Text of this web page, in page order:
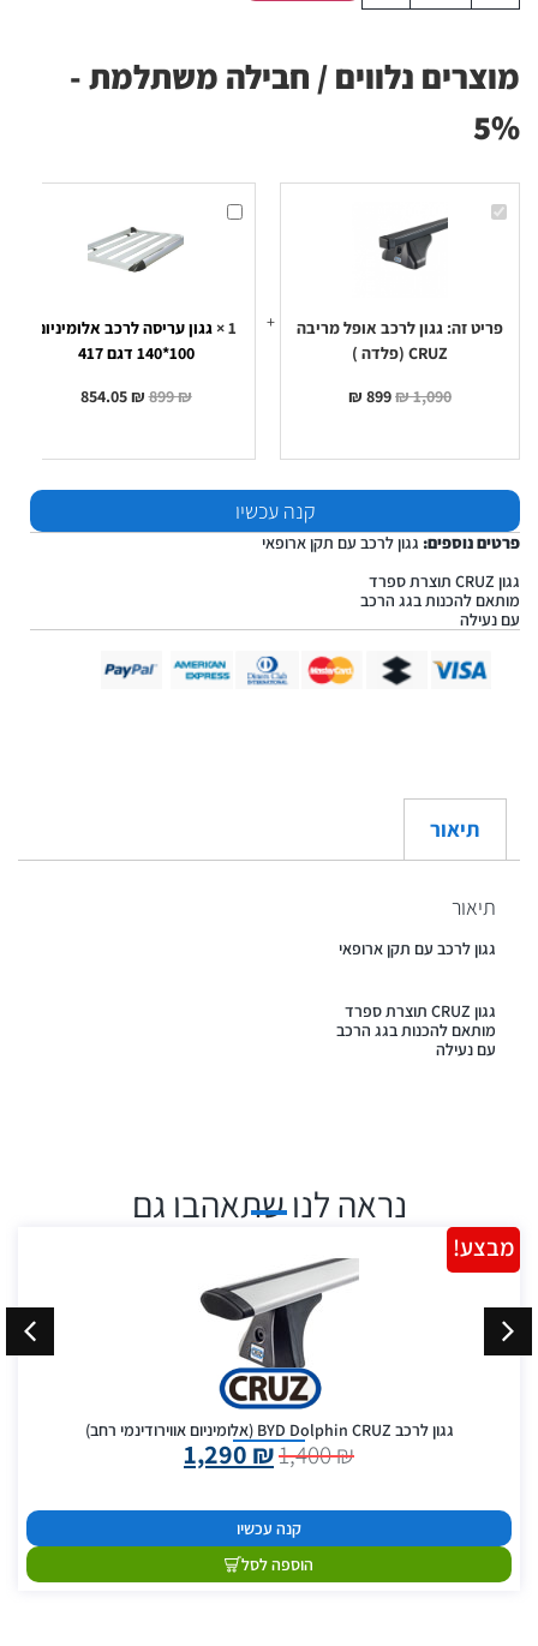
מוצרים נלווים / חבילה משתלמת -
5%
גגון
לרכב
פריט זה: גגון לרכב אופל מריבה
CRUZ (פלדה )
1,090
₪
899
₪
גגון
עריסה
1
×גגון עריסה לרכב אלומיניום
100*140 דגם 417
899₪
854.05₪
קנה עכשיו
פרטים נוספים: גגון לרכב עם תקן ארופאי
גגון CRUZ תוצרת ספרד
מותאם להכנות בגג הרכב
עם נעילה
תיאור
תיאור
גגון לרכב עם תקן ארופאי
גגון CRUZ תוצרת ספרד
מותאם להכנות בגג הרכב
עם נעילה
נראה לנו שתאהבו גם
גגון לרכב BYD Dolphin CRUZ (אלומיניום אווירודינמי רחב)
1,400₪
1,290 ₪
קנה עכשיו
הוספה לסל
מבצע!